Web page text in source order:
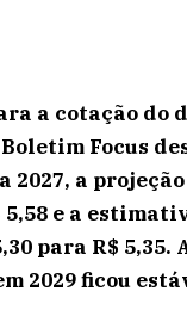
a cotação do
Focus
2027, a
5,58 e a
para R$ 5,35.
2029 ficou